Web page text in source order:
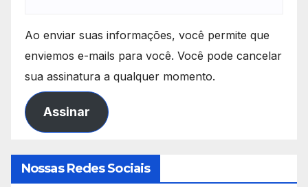
Ao enviar suas informações, você permite que
enviemos e-mails para você. Você pode cancelar
sua assinatura a qualquer momento.
Assinar
Nossas Redes Sociais